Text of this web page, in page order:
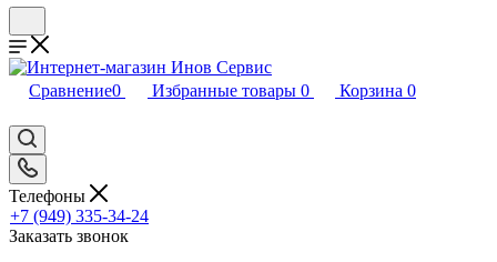
Сравнение0 Избранные товары 0 Корзина 0
Телефоны
+7 (949) 335-34-24
Заказать звонок